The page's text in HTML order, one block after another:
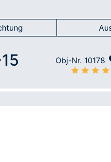
Obj-Nr. 10178